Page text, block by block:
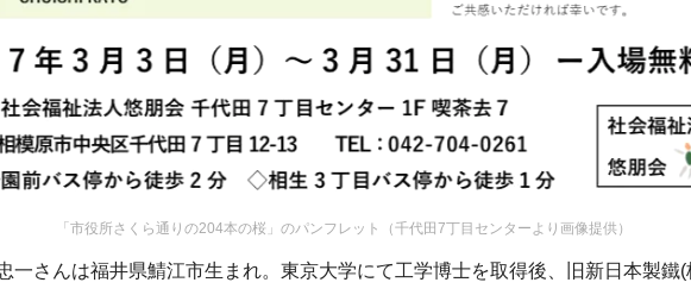
「市役所さくら通りの204本の桜」のパンフレット（千代田7丁目センターより画像提供）
一さんは福井県鯖江市生まれ。東京大学にて工学博士を取得後、旧新日本製鐵(